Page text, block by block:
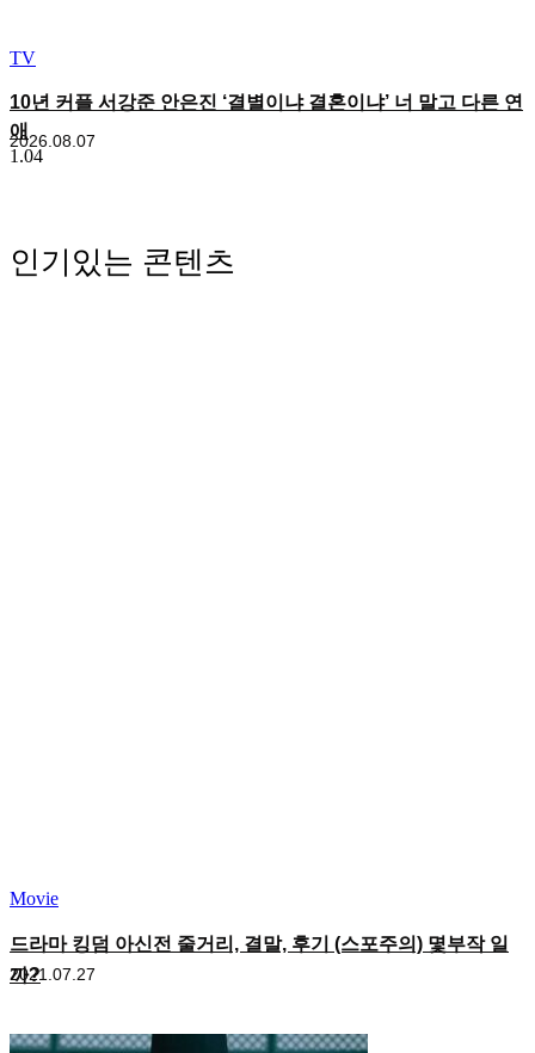
TV
10년 커플 서강준 안은진 ‘결별이냐 결혼이냐’ 너 말고 다른 연
애
2026.08.07
인기있는 콘텐츠
Movie
드라마 킹덤 아신전 줄거리, 결말, 후기 (스포주의) 몇부작 일
까?
2021.07.27